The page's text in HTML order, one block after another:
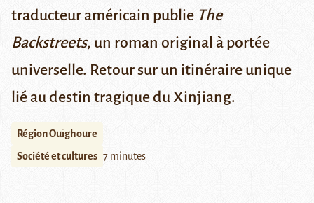
traducteur américain publie The
Backstreets, un roman original à portée
universelle. Retour sur un itinéraire unique
lié au destin tragique du Xinjiang.
Région Ouïghoure
Société et cultures 7 minutes